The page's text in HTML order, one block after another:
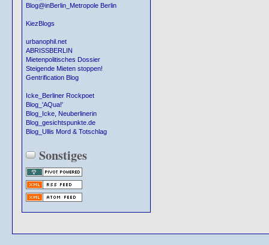
Blog@inBerlin_Metropole Berlin
KiezBlogs
urbanophil.net
ABRISSBERLIN
Mietenpolitisches Dossier
Steigende Mieten stoppen!
Gentrification Blog
Icke_Berliner Rockpoet
Blog_'AQua!'
Blog_Icke, Neuberlinerin
Blog_gesichtspunkte.de
Blog_Ullis Mord & Totschlag
Sonstiges